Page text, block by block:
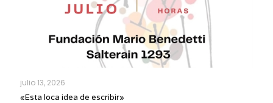
julio 13, 2026
«Esta loca idea de escribir»